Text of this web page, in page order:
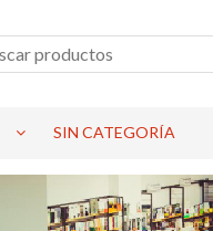
SIN CATEGORÍA